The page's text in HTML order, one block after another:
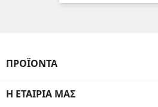
ΠΡΟΪΌΝΤΑ
Η ΕΤΑΙΡΊΑ ΜΑΣ